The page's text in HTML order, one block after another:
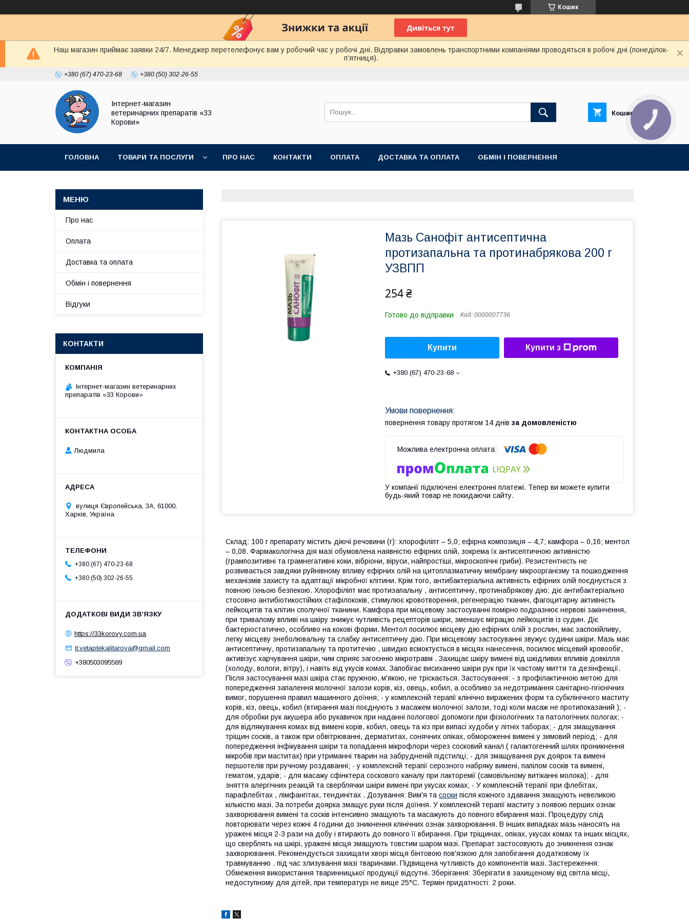
Кошик
Наш магазин приймає заявки 24/7. Менеджер перетелефонує вам у робочий час у робочі дні. Відправки замовлень транспортними компаніями проводяться в робочі дні (понеділок-
п'ятниця).
+380 (67) 470-23-68 +380 (50) 302-26-55
Інтернет-магазин
ветеринарних препаратів «33
Корови»
Кошик
ГОЛОВНА ТОВАРИ ТА ПОСЛУГИ ПРО НАС КОНТАКТИ ОПЛАТА ДОСТАВКА ТА ОПЛАТА ОБМІН І ПОВЕРНЕННЯ
Мазь Санофіт антисептична
протизапальна та протинабрякова 200 г
УЗВПП
254 ₴
Готово до відправки Код: 0000007736
Купити Купити з
+380 (67) 470-23-68
повернення товару протягом 14 днів за домовленістю
У компанії підключені електронні платежі. Тепер ви можете купити
будь-який товар не покидаючи сайту.
Склад: 100 г препарату містить діючі речовини (г): хлорофіліпт – 5,0; ефірна композиція – 4,7; камфора – 0,16; ментол
– 0,08. Фармакологічна дія мазі обумовлена наявністю ефірних олій, зокрема їх антисептичною активністю
(грампозитивні та грамнегативні коки, вібріони, віруси, найпростіші, мікроскопічні гриби). Резистентність не
розвивається завдяки руйнівному впливу ефірних олій на цитоплазматичну мембрану мікроорганізму та пошкодження
механізмів захисту та адаптації мікробної клітини. Крім того, антибактеріальна активність ефірних олій поєднується з
повною їхньою безпекою. Хлорофіліпт має протизапальну , антисептичну, протинабрякову дію; діє антибактеріально
стосовно антибіотикостійких стафілококів; стимулює кровотворення, регенерацію тканин, фагоцитарну активність
лейкоцитів та клітин сполучної тканини. Камфора при місцевому застосуванні помірно подразнює нервові закінчення,
при тривалому впливі на шкіру знижує чутливість рецепторів шкіри, зменшує міграцію лейкоцитів із судин. Діє
бактеріостатично, особливо на кокові форми. Ментол посилює місцеву дію ефірних олій з рослин, має заспокійливу,
легку місцеву знеболювальну та слабку антисептичну дію. При місцевому застосуванні звужує судини шкіри. Мазь має
антисептичну, протизапальну та протитечію , швидко всмоктується в місцях нанесення, посилює місцевий кровообіг,
активізує харчування шкіри, чим сприяє загоєнню мікротравм . Захищає шкіру вимені від шкідливих впливів довкілля
(холоду, вологи, вітру), і навіть від укусів комах. Запобігає висиханню шкіри рук при їх частому миття та дезінфекції.
Після застосування мазі шкіра стає пружною, м'якою, не тріскається. Застосування: - з профілактичною метою для
попередження запалення молочної залози корів, кіз, овець, кобил, а особливо за недотримання санітарно-гігієнічних
вимог, порушення правил машинного доїння; - у комплексній терапії клінічно виражених форм та субклінічного маститу
корів, кіз, овець, кобил (втирання мазі поєднують з масажем молочної залози, тоді коли масаж не протипоказаний ); -
для обробки рук акушера або рукавичок при наданні пологової допомоги при фізіологічних та патологічних пологах; -
для відлякування комах від вимені корів, кобил, овець та кіз при випасі худоби у літніх таборах; - для змащування
тріщин сосків, а також при обвітрюванні, дерматитах, сонячних опіках, обмороженні вимені у зимовий період; - для
попередження інфікування шкіри та попадання мікрофлори через сосковий канал ( галактогенний шлях проникнення
мікробів при маститах) при утриманні тварин на забрудненій підстилці; - для змащування рук доярок та вимені
першотелів при ручному роздаванні; - у комплексній терапії серозного набряку вимені, папілом сосків та вимені,
гематом, ударів; - для масажу сфінктера соскового каналу при лакторемії (самовільному витіканні молока); - для
зняття алергічних реакцій та сверблячки шкіри вимені при укусах комах; - У комплексній терапії при флебітах,
парафлебітах , лімфангітах, тендинітах . Дозування: Вим'я та соски після кожного здавання змащують невеликою
кількістю мазі. За потреби доярка змащує руки після доїння. У комплексній терапії маститу з появою перших ознак
захворювання вимені та сосків інтенсивно змащують та масажують до повного вбирання мазі. Процедуру слід
повторювати через кожні 4 години до зникнення клінічних ознак захворювання. В інших випадках мазь наносять на
уражені місця 2-3 рази на добу і втирають до повного її вбирання. При тріщинах, опіках, укусах комах та інших місцях,
що сверблять на шкірі, уражені місця змащують товстим шаром мазі. Препарат застосовують до зникнення ознак
захворювання. Рекомендується захищати хворі місця бінтовою пов'язкою для запобігання додатковому їх
травмуванню . під час злизування мазі тваринами. Підвищена чутливість до компонентів мазі. Застереження:
Обмеження використання тваринницької продукції відсутні. Зберігання: Зберігати в захищеному від світла місці,
недоступному для дітей, при температурі не вище 25°С. Термін придатності: 2 роки.
Про нас
Оплата
Доставка та оплата
Обмін і повернення
Відгуки
КОНТАКТИ
Інтернет-магазин ветеринарних
препаратів «33 Корови»
Людмила
вулиця Європейська, 3А, 61000,
Харків, Україна
+380 (67) 470-23-68
+380 (50) 302-26-55
https://33korovy.com.ua
it.vetaptekalitarova@gmail.com
+380503095589
КНОПКА
ЗВ'ЯЗКУ